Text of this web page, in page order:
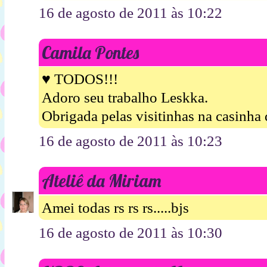
16 de agosto de 2011 às 10:22
Camila Pontes
♥ TODOS!!!
Adoro seu trabalho Leskka.
Obrigada pelas visitinhas na casinha
16 de agosto de 2011 às 10:23
Ateliê da Miriam
Amei todas rs rs rs.....bjs
16 de agosto de 2011 às 10:30